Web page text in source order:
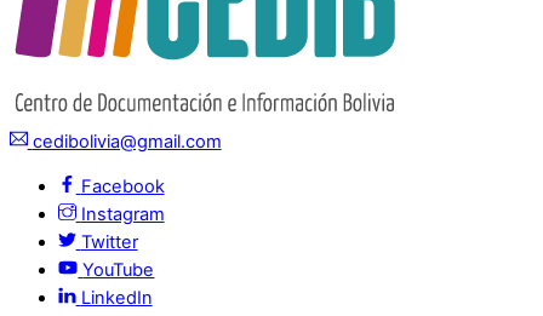
cedibolivia@gmail.com
Facebook
Instagram
Twitter
YouTube
LinkedIn